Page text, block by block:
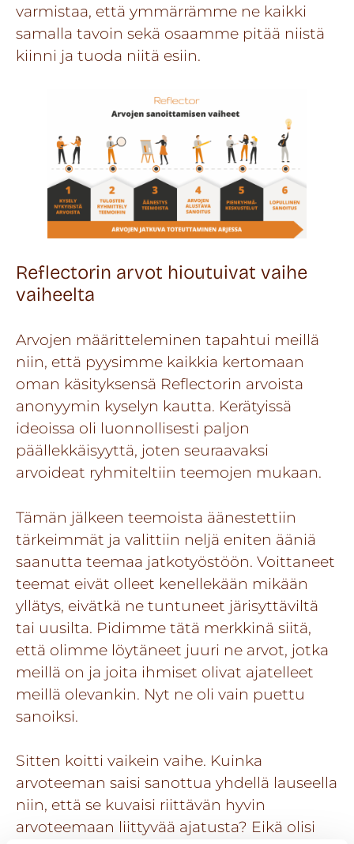
varmistaa, että ymmärrämme ne kaikki
samalla tavoin sekä osaamme pitää niistä
kiinni ja tuoda niitä esiin.
Reflectorin arvot hioutuivat vaihe
vaiheelta
Arvojen määritteleminen tapahtui meillä
niin, että pyysimme kaikkia kertomaan
oman käsityksensä Reflectorin arvoista
anonyymin kyselyn kautta. Kerätyissä
ideoissa oli luonnollisesti paljon
päällekkäisyyttä, joten seuraavaksi
arvoideat ryhmiteltiin teemojen mukaan.
Tämän jälkeen teemoista äänestettiin
tärkeimmät ja valittiin neljä eniten ääniä
saanutta teemaa jatkotyöstöön. Voittaneet
teemat eivät olleet kenellekään mikään
yllätys, eivätkä ne tuntuneet järisyttäviltä
tai uusilta. Pidimme tätä merkkinä siitä,
että olimme löytäneet juuri ne arvot, jotka
meillä on ja joita ihmiset olivat ajatelleet
meillä olevankin. Nyt ne oli vain puettu
sanoiksi.
Sitten koitti vaikein vaihe. Kuinka
arvoteeman saisi sanottua yhdellä lauseella
niin, että se kuvaisi riittävän hyvin
arvoteemaan liittyvää ajatusta? Eikä olisi